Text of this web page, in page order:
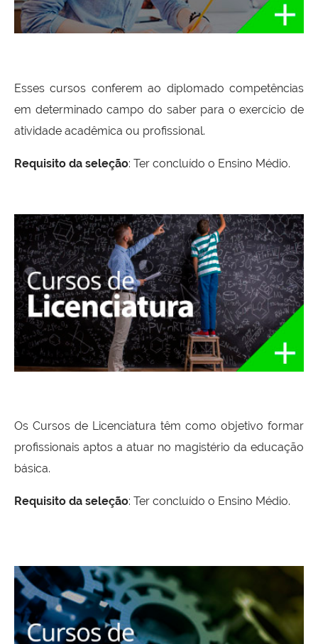
Esses cursos conferem ao diplomado competências
em determinado campo do saber para o exercício de
atividade acadêmica ou profissional.
Requisito da seleção: Ter concluído o Ensino Médio.
Os Cursos de Licenciatura têm como objetivo formar
profissionais aptos a atuar no magistério da educação
básica.
Requisito da seleção: Ter concluído o Ensino Médio.